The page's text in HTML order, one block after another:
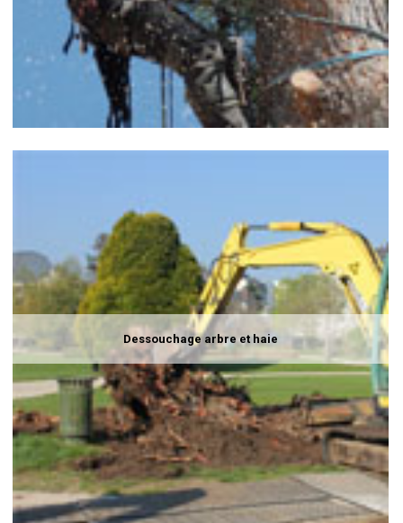
Dessouchage arbre et haie